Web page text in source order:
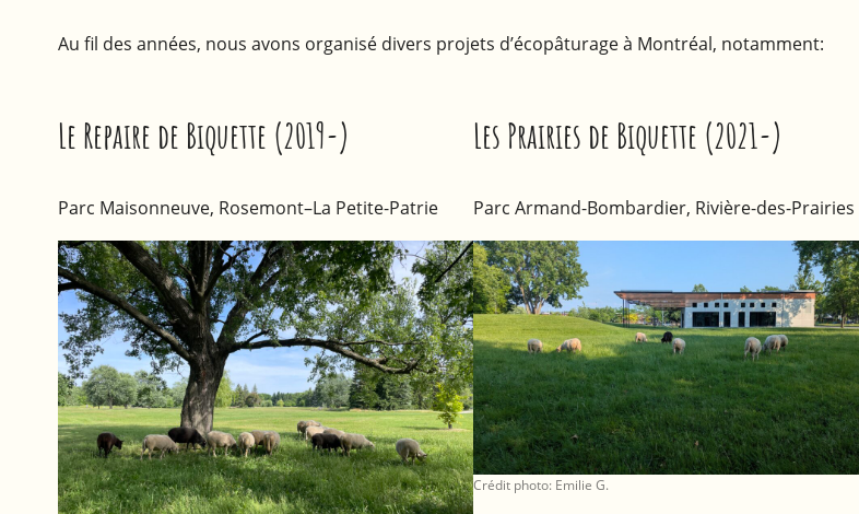
Au fil des années, nous avons organisé divers projets d’écopâturage à Montréal, notamment:
Le Repaire de Biquette (2019-)
Parc Maisonneuve, Rosemont–La Petite-Patrie
Les Prairies de Biquette (2021-)
Parc Armand-Bombardier, Rivière-des-Prairies
Crédit photo: Emilie G.